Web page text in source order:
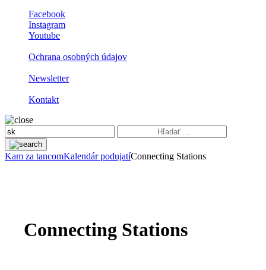
Facebook
Instagram
Youtube
Ochrana osobných údajov
Newsletter
Kontakt
Kam za tancomKalendár podujatíConnecting Stations
Connecting Stations